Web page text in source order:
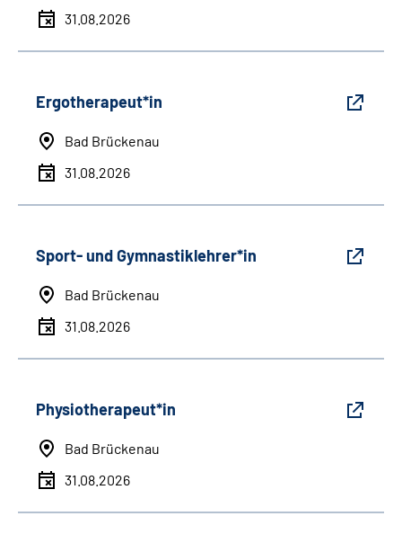
31.08.2026
Ergotherapeut*in
Bad Brückenau
31.08.2026
Sport- und Gymnastiklehrer*in
Bad Brückenau
31.08.2026
Physiotherapeut*in
Bad Brückenau
31.08.2026